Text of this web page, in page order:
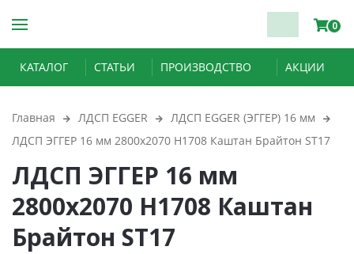
0
КАТАЛОГ СТАТЬИ ПРОИЗВОДСТВО АКЦИИ
Главная ЛДСП EGGER
ЛДСП EGGER (ЭГГЕР) 16 мм
ЛДСП ЭГГЕР 16 мм 2800х2070 H1708 Каштан Брайтон ST17
ЛДСП ЭГГЕР 16 мм
2800х2070 H1708 Каштан
Брайтон ST17